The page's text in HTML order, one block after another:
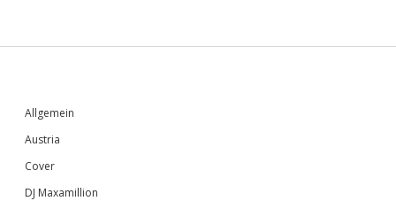
Sidebar
Allgemein
Austria
Cover
DJ Maxamillion